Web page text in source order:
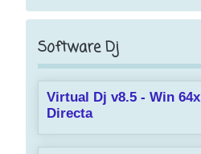
Software Dj
Virtual Dj v8.5 - Win
Directa